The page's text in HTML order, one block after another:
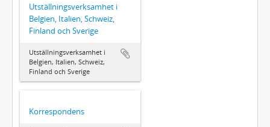
Utställningsverksamhet i
Belgien, Italien, Schweiz,
Finland och Sverige
Utställningsverksamhet i
Belgien, Italien, Schweiz,
Finland och Sverige
Korrespondens